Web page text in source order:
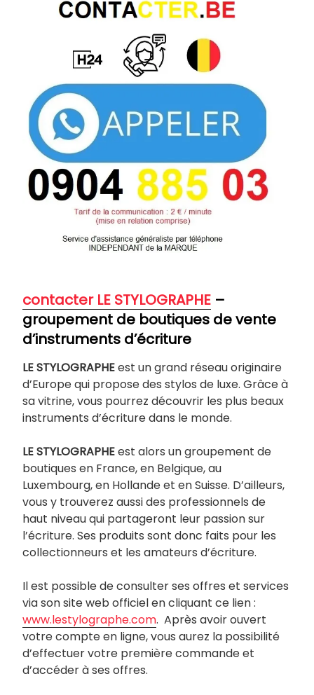
contacter LE STYLOGRAPHE –
groupement de boutiques de vente
d’instruments d’écriture
LE STYLOGRAPHEest un grand réseau originaire
d’Europe qui propose des stylos de luxe. Grâce à
sa vitrine, vous pourrez découvrir les plus beaux
instruments d’écriture dans le monde.
LE STYLOGRAPHEest alors un groupement de
boutiques en France, en Belgique, au
Luxembourg, en Hollande et en Suisse. D’ailleurs,
vous y trouverez aussi des professionnels de
haut niveau qui partageront leur passion sur
l’écriture. Ses produits sont donc faits pour les
collectionneurs et les amateurs d’écriture.
Il est possible de consulter ses offres et services
via son site web officiel en cliquant ce lien :
www.lestylographe.com. Après avoir ouvert
votre compte en ligne, vous aurez la possibilité
d’effectuer votre première commande et
d’accéder à ses offres.